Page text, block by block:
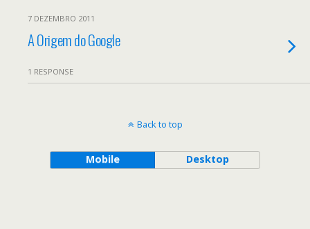
7 DEZEMBRO 2011
A Origem do Google
1 RESPONSE
Back to top
Mobile Desktop